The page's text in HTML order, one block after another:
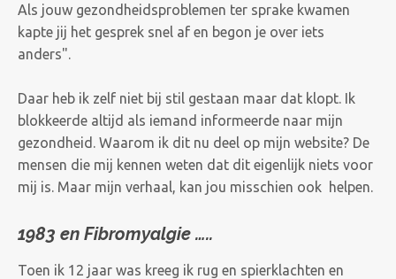
Als jouw gezondheidsproblemen ter sprake kwamen
kapte jij het gesprek snel af en begon je over iets
anders".
Daar heb ik zelf niet bij stil gestaan maar dat klopt. Ik
blokkeerde altijd als iemand informeerde naar mijn
gezondheid. Waarom ik dit nu deel op mijn website? De
mensen die mij kennen weten dat dit eigenlijk niets voor
mij is. Maar mijn verhaal, kan jou misschien ook helpen.
1983 en Fibromyalgie …..
Toen ik 12 jaar was kreeg ik rug en spierklachten en